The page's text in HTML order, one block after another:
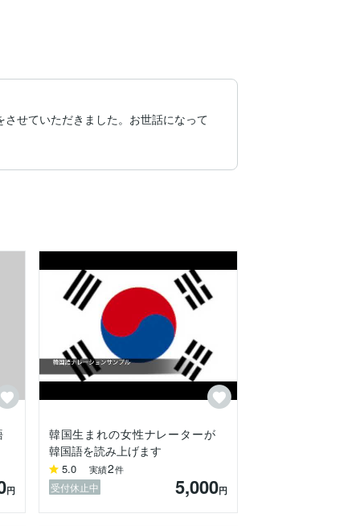
せていただきました。お世話になって
円
韓国生まれの女性ナレーターが
韓国語を読み上げます
5.0 実績2件
受付休止中 5,000円